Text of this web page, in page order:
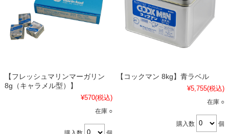
【フレッシュマリンマーガリン
8g（キャラメル型）】
¥570(税込)
在庫 ○
購入数 個
【コックマン 8kg】青ラベル
¥5,755(税込)
在庫 ○
購入数 個